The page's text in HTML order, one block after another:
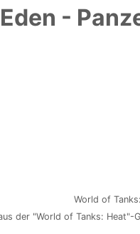
-
der "World of Tanks: Heat"-